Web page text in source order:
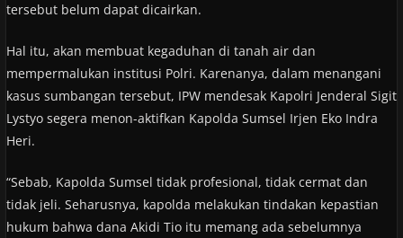
tersebut belum dapat dicairkan.
Hal itu, akan membuat kegaduhan di tanah air dan
mempermalukan institusi Polri. Karenanya, dalam menangani
kasus sumbangan tersebut, IPW mendesak Kapolri Jenderal Sigit
Lystyo segera menon-aktifkan Kapolda Sumsel Irjen Eko Indra
Heri.
“Sebab, Kapolda Sumsel tidak profesional, tidak cermat dan
tidak jeli. Seharusnya, kapolda melakukan tindakan kepastian
hukum bahwa dana Akidi Tio itu memang ada sebelumnya